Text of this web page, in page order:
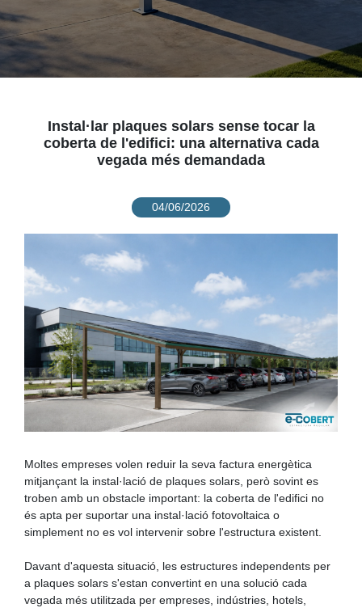
Instal·lar plaques solars sense tocar la
coberta de l'edifici: una alternativa cada
vegada més demandada
04/06/2026
Moltes empreses volen reduir la seva factura energètica
mitjançant la instal·lació de plaques solars, però sovint es
troben amb un obstacle important: la coberta de l'edifici no
és apta per suportar una instal·lació fotovoltaica o
simplement no es vol intervenir sobre l'estructura existent.
Davant d'aquesta situació, les estructures independents per
a plaques solars s'estan convertint en una solució cada
vegada més utilitzada per empreses, indústries, hotels,